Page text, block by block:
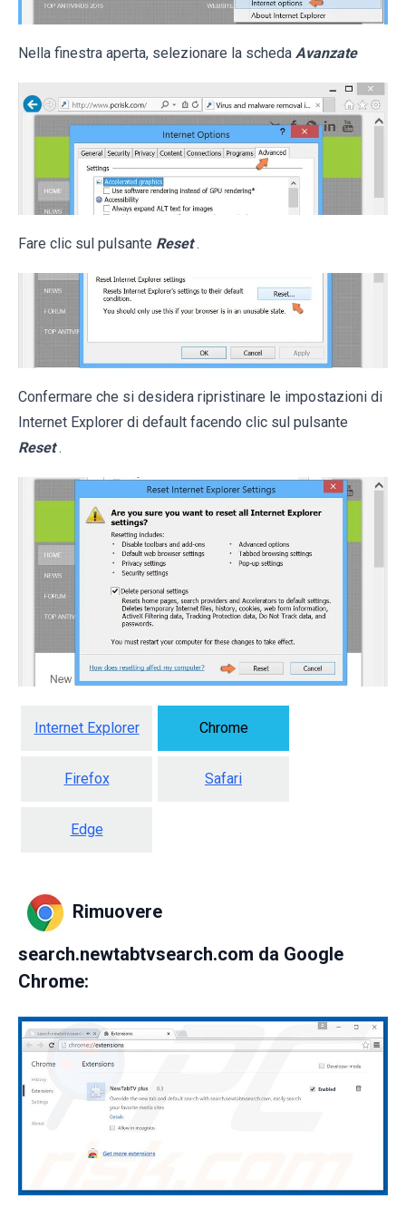
Nella finestra aperta, selezionare la scheda Avanzate
Fare clic sul pulsante Reset .
Confermare che si desidera ripristinare le impostazioni di
Internet Explorer di default facendo clic sul pulsante
Reset .
Internet Explorer Chrome
Firefox Safari
Edge
Rimuovere
search.newtabtvsearch.com da Google
Chrome: